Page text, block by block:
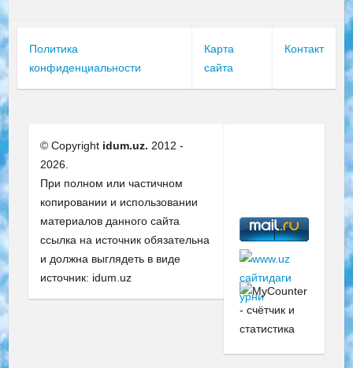
Политика
конфиденциальности
Карта
сайта
Контакт
© Copyright idum.uz. 2012 -
2026.
При полном или частичном
копировании и использовании
материалов данного сайта
ссылка на источник обязательна
и должна выглядеть в виде
источник: idum.uz